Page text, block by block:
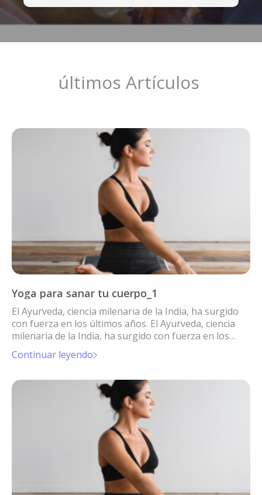
últimos Artículos
Yoga para sanar tu cuerpo_1
El Ayurveda, ciencia milenaria de la India, ha surgido
con fuerza en los últimos años. El Ayurveda, ciencia
milenaria de la India, ha surgido con fuerza en los
últimos años.
Continuar leyendo